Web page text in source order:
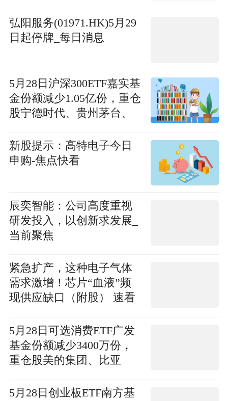
弘阳服务(01971.HK)5月29
日起停牌_每日消息
5月28日沪深300ETF嘉实基
金份额减少1.05亿份，重仓
股宁德时代、贵州茅台、
新股提示：高特电子今日
申购-焦点快看
辰奕智能：公司高度重视
研发投入，以创新求发展_
当前聚焦
紧急扩产，这种电子气体
需求激增！芯片“血液”频
现供应缺口（附股） 速看
5月28日可选消费ETF广发
基金份额减少3400万份，
重仓股美的集团、比亚
5月28日创业板ETF南方基